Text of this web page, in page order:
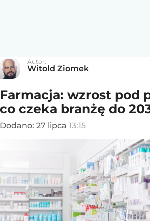
Autor:
Witold Ziomek
Farmacja: wzrost pod
co czeka branżę do
Dodano: 27 lipca 13:15